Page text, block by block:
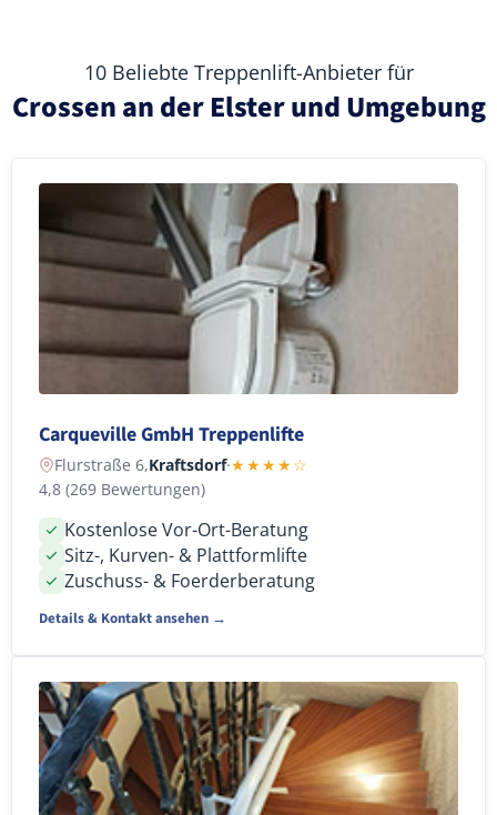
10 Beliebte Treppenlift-Anbieter für
Crossen an der Elster und Umgebung
Carqueville GmbH Treppenlifte
Flurstraße 6,Kraftsdorf·★★★★☆
4,8 (269 Bewertungen)
Kostenlose Vor-Ort-Beratung
Sitz-, Kurven- & Plattformlifte
Zuschuss- & Foerderberatung
Details & Kontakt ansehen →